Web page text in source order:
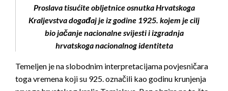
Proslava tisućite obljetnice osnutka Hrvatskoga
Kraljevstva događaj je iz godine 1925. kojem je cilj
bio jačanje nacionalne svijesti i izgradnja
hrvatskoga nacionalnog identiteta
Temeljen je na slobodnim interpretacijama povjesničara
toga vremena koji su 925. označili kao godinu krunjenja